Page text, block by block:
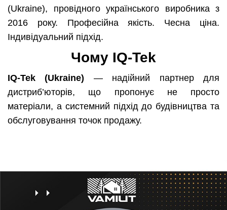
(Ukraine), провідного українського виробника з
2016 року. Професійна якість. Чесна ціна.
Індивідуальний підхід.
Чому IQ-Tek
IQ-Tek (Ukraine) — надійний партнер для
дистриб’юторів, що пропонує не просто
матеріали, а системний підхід до будівництва та
обслуговування точок продажу.